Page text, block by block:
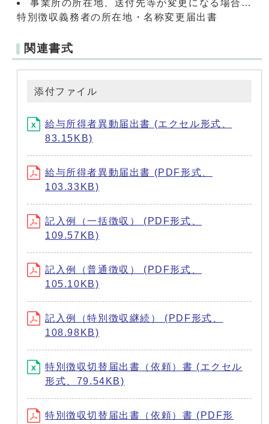
事業所の所在地、送付先等が変更になる場合…
特別徴収義務者の所在地・名称変更届出書
関連書式
添付ファイル
給与所得者異動届出書 (エクセル形式、
83.15KB)
給与所得者異動届出書 (PDF形式、
103.33KB)
記入例（一括徴収） (PDF形式、
109.57KB)
記入例（普通徴収） (PDF形式、
105.10KB)
記入例（特別徴収継続） (PDF形式、
108.98KB)
特別徴収切替届出書（依頼）書 (エクセル
形式、79.54KB)
特別徴収切替届出書（依頼）書 (PDF形